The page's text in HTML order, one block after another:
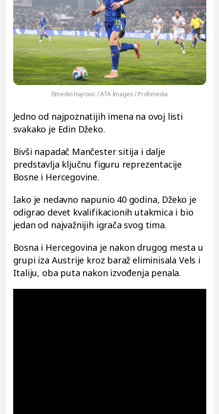
Elmedin Hajrovic / ATA Images / Profimedia
Jedno od najpoznatijih imena na ovoj listi
svakako je Edin Džeko.
Bivši napadač Mančester sitija i dalje
predstavlja ključnu figuru reprezentacije
Bosne i Hercegovine.
Iako je nedavno napunio 40 godina, Džeko je
odigrao devet kvalifikacionih utakmica i bio
jedan od najvažnijih igrača svog tima.
Bosna i Hercegovina je nakon drugog mesta u
grupi iza Austrije kroz baraž eliminisala Vels i
Italiju, oba puta nakon izvođenja penala.